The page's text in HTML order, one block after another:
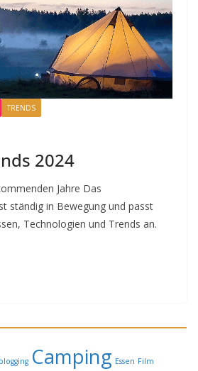
TRENDS
2024
Jahre Das
ständig in Bewegung und passt
Technologien und Trends an.
blogging Camping Essen Film